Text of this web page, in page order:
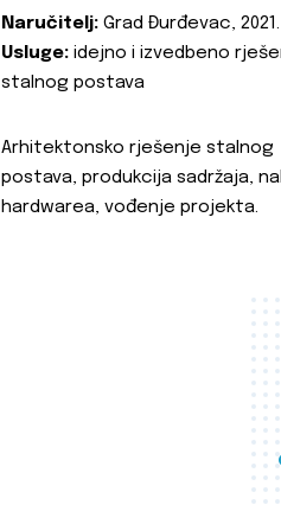
Naručitelj: Grad Đurđevac, 2021.
Usluge: idejno i izvedbeno
stalnog postava
Arhitektonsko rješenje stalnog
postava, produkcija sadržaja,
hardwarea, vođenje projekta.